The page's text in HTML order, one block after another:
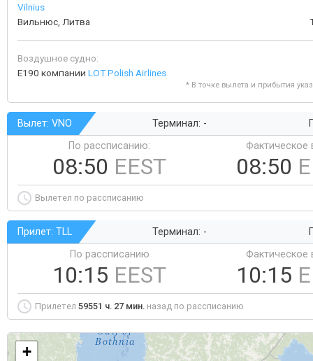
Vilnius
Вильнюс, Литва
Воздушное судно:
E190 компании LOT Polish Airlines
* В точке вылета и прибытия
Вылет: VNO Терминал: -
По рассписанию:
08:50 EEST
Фактическое
08:50
Вылетел по рассписанию
Прилет: TLL Терминал: -
По рассписанию
10:15 EEST
Фактическое
10:15
Прилетел 59551 ч. 27 мин. назад по рассписанию
+